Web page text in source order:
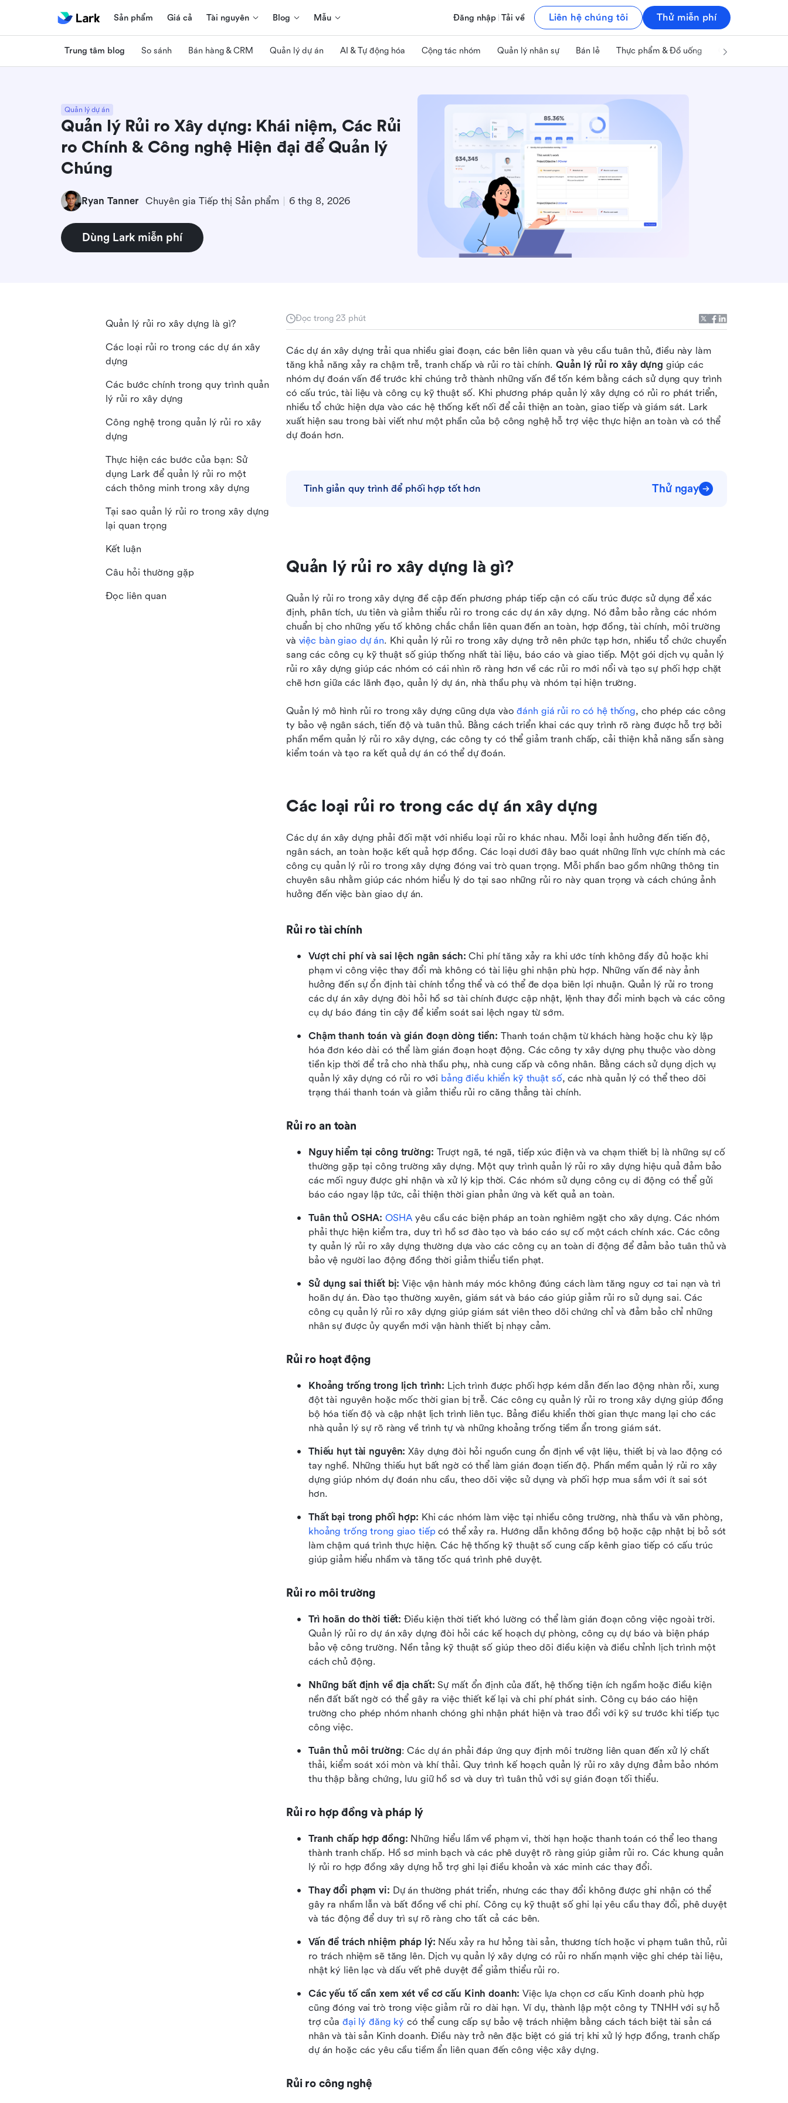
Sản phẩm Giá cả Tài nguyên Blog Mẫu Đăng nhập Tải về Liên hệ chúng tôi Thử miễn phí
Trung tâm blog So sánh Bán hàng & CRM Quản lý dự án AI & Tự động hóa Cộng tác nhóm Quản lý nhân sự Bán lẻ Thực phẩm & Đồ uống Công nghệ & IT
Quản lý dự án
Quản lý Rủi ro Xây dựng: Khái niệm, Các Rủi
ro Chính & Công nghệ Hiện đại để Quản lý
Chúng
Ryan Tanner Chuyên gia Tiếp thị Sản phẩm 6 thg 8, 2026
Dùng Lark miễn phí
Đọc trong 23 phút
Các dự án xây dựng trải qua nhiều giai đoạn, các bên liên quan và yêu cầu tuân thủ, điều này làm
tăng khả năng xảy ra chậm trễ, tranh chấp và rủi ro tài chính. Quản lý rủi ro xây dựng giúp các
nhóm dự đoán vấn đề trước khi chúng trở thành những vấn đề tốn kém bằng cách sử dụng quy trình
có cấu trúc, tài liệu và công cụ kỹ thuật số. Khi phương pháp quản lý xây dựng có rủi ro phát triển,
nhiều tổ chức hiện dựa vào các hệ thống kết nối để cải thiện an toàn, giao tiếp và giám sát. Lark
xuất hiện sau trong bài viết như một phần của bộ công nghệ hỗ trợ việc thực hiện an toàn và có thể
dự đoán hơn.
Tinh giản quy trình để phối hợp tốt hơn Thử ngay
Quản lý rủi ro xây dựng là gì?
Quản lý rủi ro trong xây dựng đề cập đến phương pháp tiếp cận có cấu trúc được sử dụng để xác
định, phân tích, ưu tiên và giảm thiểu rủi ro trong các dự án xây dựng. Nó đảm bảo rằng các nhóm
chuẩn bị cho những yếu tố không chắc chắn liên quan đến an toàn, hợp đồng, tài chính, môi trường
và việc bàn giao dự án. Khi quản lý rủi ro trong xây dựng trở nên phức tạp hơn, nhiều tổ chức chuyển
sang các công cụ kỹ thuật số giúp thống nhất tài liệu, báo cáo và giao tiếp. Một gói dịch vụ quản lý
rủi ro xây dựng giúp các nhóm có cái nhìn rõ ràng hơn về các rủi ro mới nổi và tạo sự phối hợp chặt
chẽ hơn giữa các lãnh đạo, quản lý dự án, nhà thầu phụ và nhóm tại hiện trường.
Quản lý mô hình rủi ro trong xây dựng cũng dựa vào đánh giá rủi ro có hệ thống, cho phép các công
ty bảo vệ ngân sách, tiến độ và tuân thủ. Bằng cách triển khai các quy trình rõ ràng được hỗ trợ bởi
phần mềm quản lý rủi ro xây dựng, các công ty có thể giảm tranh chấp, cải thiện khả năng sẵn sàng
kiểm toán và tạo ra kết quả dự án có thể dự đoán.
Các loại rủi ro trong các dự án xây dựng
Các dự án xây dựng phải đối mặt với nhiều loại rủi ro khác nhau. Mỗi loại ảnh hưởng đến tiến độ,
ngân sách, an toàn hoặc kết quả hợp đồng. Các loại dưới đây bao quát những lĩnh vực chính mà các
công cụ quản lý rủi ro trong xây dựng đóng vai trò quan trọng. Mỗi phần bao gồm những thông tin
chuyên sâu nhằm giúp các nhóm hiểu lý do tại sao những rủi ro này quan trọng và cách chúng ảnh
hưởng đến việc bàn giao dự án.
Rủi ro tài chính
Vượt chi phí và sai lệch ngân sách: Chi phí tăng xảy ra khi ước tính không đầy đủ hoặc khi
phạm vi công việc thay đổi mà không có tài liệu ghi nhận phù hợp. Những vấn đề này ảnh
hưởng đến sự ổn định tài chính tổng thể và có thể đe dọa biên lợi nhuận. Quản lý rủi ro trong
các dự án xây dựng đòi hỏi hồ sơ tài chính được cập nhật, lệnh thay đổi minh bạch và các công
cụ dự báo đáng tin cậy để kiểm soát sai lệch ngay từ sớm.
Chậm thanh toán và gián đoạn dòng tiền: Thanh toán chậm từ khách hàng hoặc chu kỳ lập
hóa đơn kéo dài có thể làm gián đoạn hoạt động. Các công ty xây dựng phụ thuộc vào dòng
tiền kịp thời để trả cho nhà thầu phụ, nhà cung cấp và công nhân. Bằng cách sử dụng dịch vụ
quản lý xây dựng có rủi ro với bảng điều khiển kỹ thuật số, các nhà quản lý có thể theo dõi
trạng thái thanh toán và giảm thiểu rủi ro căng thẳng tài chính.
Rủi ro an toàn
Nguy hiểm tại công trường: Trượt ngã, té ngã, tiếp xúc điện và va chạm thiết bị là những sự cố
thường gặp tại công trường xây dựng. Một quy trình quản lý rủi ro xây dựng hiệu quả đảm bảo
các mối nguy được ghi nhận và xử lý kịp thời. Các nhóm sử dụng công cụ di động có thể gửi
báo cáo ngay lập tức, cải thiện thời gian phản ứng và kết quả an toàn.
Tuân thủ OSHA: OSHA yêu cầu các biện pháp an toàn nghiêm ngặt cho xây dựng. Các nhóm
phải thực hiện kiểm tra, duy trì hồ sơ đào tạo và báo cáo sự cố một cách chính xác. Các công
ty quản lý rủi ro xây dựng thường dựa vào các công cụ an toàn di động để đảm bảo tuân thủ và
bảo vệ người lao động đồng thời giảm thiểu tiền phạt.
Sử dụng sai thiết bị: Việc vận hành máy móc không đúng cách làm tăng nguy cơ tai nạn và trì
hoãn dự án. Đào tạo thường xuyên, giám sát và báo cáo giúp giảm rủi ro sử dụng sai. Các
công cụ quản lý rủi ro xây dựng giúp giám sát viên theo dõi chứng chỉ và đảm bảo chỉ những
nhân sự được ủy quyền mới vận hành thiết bị nhạy cảm.
Rủi ro hoạt động
Khoảng trống trong lịch trình: Lịch trình được phối hợp kém dẫn đến lao động nhàn rỗi, xung
đột tài nguyên hoặc mốc thời gian bị trễ. Các công cụ quản lý rủi ro trong xây dựng giúp đồng
bộ hóa tiến độ và cập nhật lịch trình liên tục. Bảng điều khiển thời gian thực mang lại cho các
nhà quản lý sự rõ ràng về trình tự và những khoảng trống tiềm ẩn trong giám sát.
Thiếu hụt tài nguyên: Xây dựng đòi hỏi nguồn cung ổn định về vật liệu, thiết bị và lao động có
tay nghề. Những thiếu hụt bất ngờ có thể làm gián đoạn tiến độ. Phần mềm quản lý rủi ro xây
dựng giúp nhóm dự đoán nhu cầu, theo dõi việc sử dụng và phối hợp mua sắm với ít sai sót
hơn.
Thất bại trong phối hợp:
khoảng trống trong giao tiếp có thể xảy ra. Hướng dẫn không đồng bộ hoặc cập nhật bị bỏ sót
làm chậm quá trình thực hiện. Các hệ thống kỹ thuật số cung cấp kênh giao tiếp có cấu trúc
giúp giảm hiểu nhầm và tăng tốc quá trình phê duyệt.
Rủi ro môi trường
Trì hoãn do thời tiết: Điều kiện thời tiết khó lường có thể làm gián đoạn công việc ngoài trời.
Quản lý rủi ro dự án xây dựng đòi hỏi các kế hoạch dự phòng, công cụ dự báo và biện pháp
bảo vệ công trường. Nền tảng kỹ thuật số giúp theo dõi điều kiện và điều chỉnh lịch trình một
cách chủ động.
Những bất định về địa chất: Sự mất ổn định của đất, hệ thống tiện ích ngầm hoặc điều kiện
nền đất bất ngờ có thể gây ra việc thiết kế lại và chi phí phát sinh. Công cụ báo cáo hiện
trường cho phép nhóm nhanh chóng ghi nhận phát hiện và trao đổi với kỹ sư trước khi tiếp tục
công việc.
Tuân thủ môi trường: Các dự án phải đáp ứng quy định môi trường liên quan đến xử lý chất
thải, kiểm soát xói mòn và khí thải. Quy trình kế hoạch quản lý rủi ro xây dựng đảm bảo nhóm
thu thập bằng chứng, lưu giữ hồ sơ và duy trì tuân thủ với sự gián đoạn tối thiểu.
Rủi ro hợp đồng và pháp lý
Tranh chấp hợp đồng: Những hiểu lầm về phạm vi, thời hạn hoặc thanh toán có thể leo thang
thành tranh chấp. Hồ sơ minh bạch và các phê duyệt rõ ràng giúp giảm rủi ro. Các khung quản
lý rủi ro hợp đồng xây dựng hỗ trợ ghi lại điều khoản và xác minh các thay đổi.
Thay đổi phạm vi: Dự án thường phát triển, nhưng các thay đổi không được ghi nhận có thể
gây ra nhầm lẫn và bất đồng về chi phí. Công cụ kỹ thuật số ghi lại yêu cầu thay đổi, phê duyệt
và tác động để duy trì sự rõ ràng cho tất cả các bên.
Vấn đề trách nhiệm pháp lý: Nếu xảy ra hư hỏng tài sản, thương tích hoặc vi phạm tuân thủ, rủi
ro trách nhiệm sẽ tăng lên. Dịch vụ quản lý xây dựng có rủi ro nhấn mạnh việc ghi chép tài liệu,
nhật ký liên lạc và dấu vết phê duyệt để giảm thiểu rủi ro.
Các yếu tố cần xem xét về cơ cấu Kinh doanh: Việc lựa chọn cơ cấu Kinh doanh phù hợp
cũng đóng vai trò trong việc giảm rủi ro dài hạn. Ví dụ, thành lập một công ty TNHH với sự hỗ
trợ của đại lý đăng ký có thể cung cấp sự bảo vệ trách nhiệm bằng cách tách biệt tài sản cá
nhân và tài sản Kinh doanh. Điều này trở nên đặc biệt có giá trị khi xử lý hợp đồng, tranh chấp
dự án hoặc các yêu cầu tiềm ẩn liên quan đến công việc xây dựng.
Rủi ro công nghệ
Quản lý rủi ro xây dựng là gì?
Các loại rủi ro trong các dự án xây
dựng
Các bước chính trong quy trình quản
lý rủi ro xây dựng
Công nghệ trong quản lý rủi ro xây
dựng
Thực hiện các bước của bạn: Sử
dụng Lark để quản lý rủi ro một
cách thông minh trong xây dựng
Tại sao quản lý rủi ro trong xây dựng
lại quan trọng
Kết luận
Câu hỏi thường gặp
Đọc liên quan